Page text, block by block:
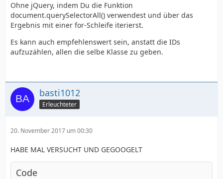
Ohne jQuery, indem Du die Funktion
document.querySelectorAll() verwendest und über das
Ergebnis mit einer for-Schleife iterierst.
Es kann auch empfehlenswert sein, anstatt die IDs
aufzuzählen, allen die selbe Klasse zu geben.
basti1012
Erleuchteter
20. November 2017 um 00:30
HABE MAL VERSUCHT UND GEGOOGELT
Code